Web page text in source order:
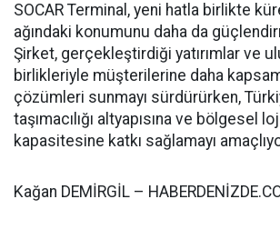
SOCAR Terminal, yeni hatla birlikte
ağındaki konumunu daha da
Şirket, gerçekleştirdiği yatırımlar ve
birlikleriyle müşterilerine daha
çözümleri sunmayı sürdürürken,
taşımacılığı altyapısına ve bölgesel
kapasitesine katkı sağlamayı
Kağan DEMİRGİL –